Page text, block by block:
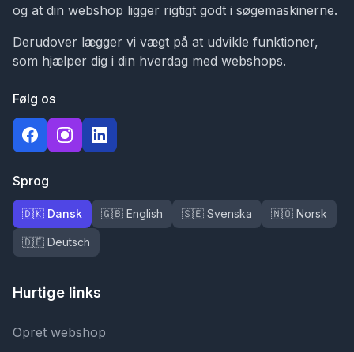
og at din webshop ligger rigtigt godt i søgemaskinerne.
Derudover lægger vi vægt på at udvikle funktioner,
som hjælper dig i din hverdag med webshops.
Følg os
Sprog
🇩🇰 Dansk 🇬🇧 English 🇸🇪 Svenska 🇳🇴 Norsk
🇩🇪 Deutsch
Hurtige links
Opret webshop